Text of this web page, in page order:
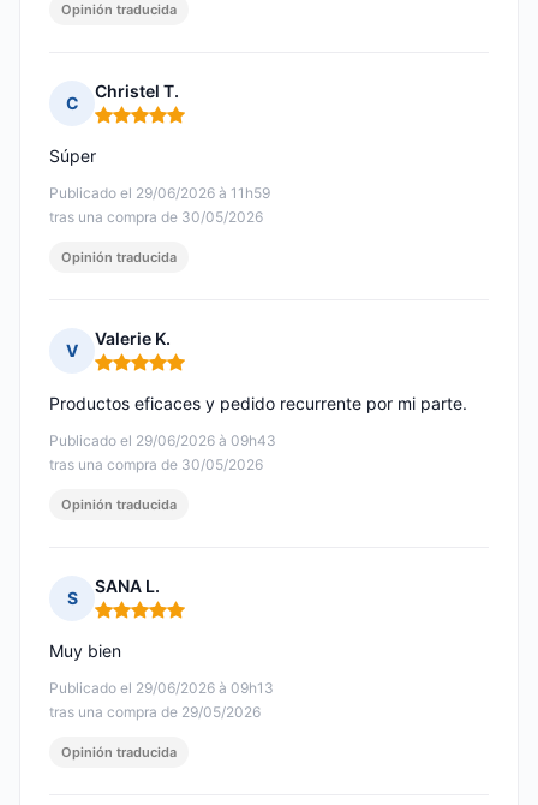
Opinión traducida
C
Christel T.
Nota: 5 de 5
Publicado el 29/06/2026 à 11h59
tras una compra de 30/05/2026
Súper
Opinión traducida
V
Valerie K.
Nota: 5 de 5
Publicado el 29/06/2026 à 09h43
tras una compra de 30/05/2026
Productos eficaces y pedido recurrente por mi parte.
Opinión traducida
S
SANA L.
Nota: 5 de 5
Publicado el 29/06/2026 à 09h13
tras una compra de 29/05/2026
Muy bien
Opinión traducida